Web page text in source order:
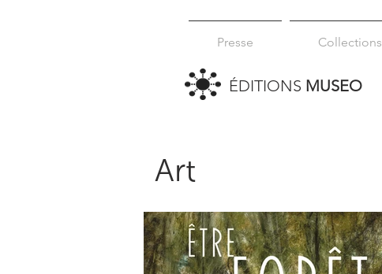
Presse Collections
ÉDITIONS MUSEO
Art